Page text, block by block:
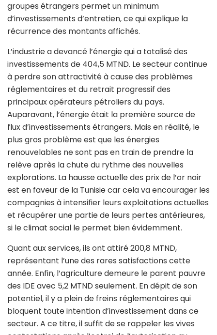
groupes étrangers permet un minimum
d’investissements d’entretien, ce qui explique la
récurrence des montants affichés.
L’industrie a devancé l’énergie qui a totalisé des
investissements de 404,5 MTND. Le secteur continue
à perdre son attractivité à cause des problèmes
réglementaires et du retrait progressif des
principaux opérateurs pétroliers du pays.
Auparavant, l’énergie était la première source de
flux d’investissements étrangers. Mais en réalité, le
plus gros problème est que les énergies
renouvelables ne sont pas en train de prendre la
relève après la chute du rythme des nouvelles
explorations. La hausse actuelle des prix de l’or noir
est en faveur de la Tunisie car cela va encourager les
compagnies à intensifier leurs exploitations actuelles
et récupérer une partie de leurs pertes antérieures,
si le climat social le permet bien évidemment.
Quant aux services, ils ont attiré 200,8 MTND,
représentant l’une des rares satisfactions cette
année. Enfin, l’agriculture demeure le parent pauvre
des IDE avec 5,2 MTND seulement. En dépit de son
potentiel, il y a plein de freins réglementaires qui
bloquent toute intention d’investissement dans ce
secteur. A ce titre, il suffit de se rappeler les vives